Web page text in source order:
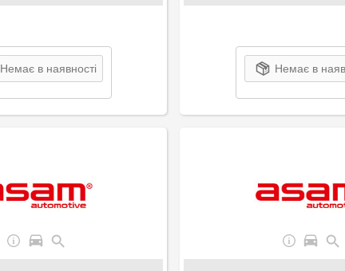
Немає в наявності Немає в